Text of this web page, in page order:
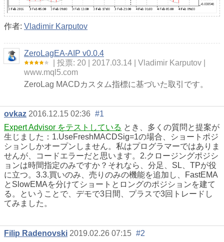
作者: Vladimir Karputov
ZeroLagEA-AIP v0.0.4
投票: 20
2017.03.14
Vladimir Karputov
www.mql5.com
ZeroLag MACDカスタム指標に基づいた取引です。
ovkaz 2016.12.15 02:36 #1
Expert Advisor をテストしている とき、多くの質問と提案が
生じました：1.UseFreshMACDSig=1の場合、ショートポジ
ションしかオープンしません。私はプログラマーではありま
せんが、コードエラーだと思います。2.クロージングポジシ
ョンは時間指定のみですか？それなら、分足、SL、TPが役
に立つ。3.3.買いのみ、売りのみの機能を追加し、FastEMA
とSlowEMAを分けてショートとロングのポジションを建て
る。ということで、デモで3日間、プラスで3回トレードし
てみました。
Filip Radenovski 2019.02.26 07:15 #2